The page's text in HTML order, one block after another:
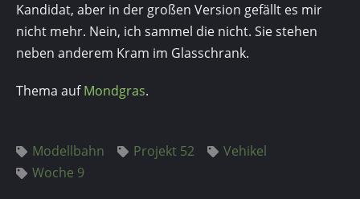
Kandidat, aber in der großen Version gefällt es mir
nicht mehr. Nein, ich sammel die nicht. Sie stehen
neben anderem Kram im Glasschrank.
Thema aufMondgras.
Modellbahn Projekt 52
Vehikel
Woche 9